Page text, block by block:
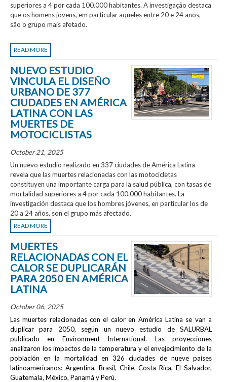
superiores a 4 por cada 100.000 habitantes. A investigação destaca
que os homens jovens, em particular aqueles entre 20 e 24 anos,
são o grupo mais afetado.
READ MORE
NUEVO ESTUDIO
VINCULA EL DISEÑO
URBANO DE 377
CIUDADES EN AMÉRICA
LATINA CON LAS
MUERTES DE
MOTOCICLISTAS
October 21, 2025
Un nuevo estudio realizado en 337 ciudades de América Latina
revela que las muertes relacionadas con las motocicletas
constituyen una importante carga para la salud pública, con tasas de
mortalidad superiores a 4 por cada 100.000 habitantes. La
investigación destaca que los hombres jóvenes, en particular los de
20 a 24 años, son el grupo más afectado.
READ MORE
MUERTES
RELACIONADAS CON EL
CALOR SE DUPLICARÁN
PARA 2050 EN AMÉRICA
LATINA
October 06, 2025
Las muertes relacionadas con el calor en América Latina se van a
duplicar para 2050, según un nuevo estudio de SALURBAL
publicado en Environment International. Las proyecciones
analizaron los impactos de la temperatura y el envejecimiento de la
población en la mortalidad en 326 ciudades de nueve países
latinoamericanos: Argentina, Brasil, Chile, Costa Rica, El Salvador,
Guatemala, México, Panamá y Perú.